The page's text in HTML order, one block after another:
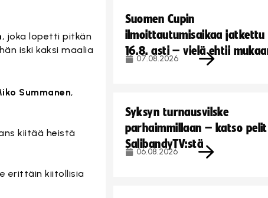
, joka lopetti pitkän
iski kaksi maalia
Summanen,
kiitää heistä
erittäin kiitollisia
Suomen Cupin
ilmoittautumisaikaa jatkettu
16.8. asti – vielä ehtii
07.08.2026
Syksyn turnausvilske
parhaimmillaan – katso pelit
SalibandyTV:stä
06.08.2026